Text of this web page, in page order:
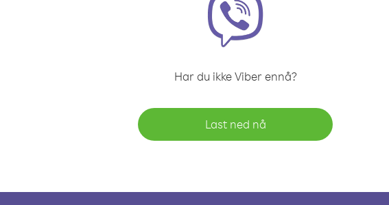
Har du ikke Viber ennå?
Last ned nå